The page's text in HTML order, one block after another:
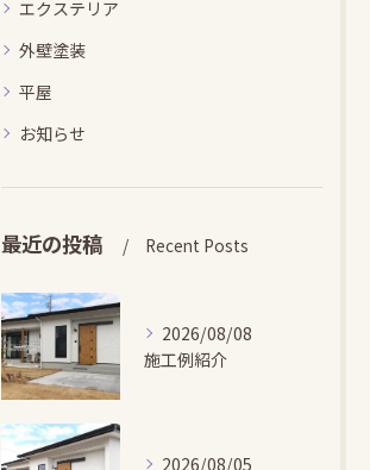
エクステリア
外壁塗装
平屋
お知らせ
最近の投稿 Recent Posts
2026/08/08
施工例紹介
2026/08/05